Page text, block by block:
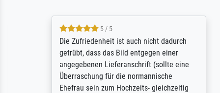
5 / 5
Die Zufriedenheit ist auch nicht dadurch
getrübt, dass das Bild entgegen einer
angegebenen Lieferanschrift (sollte eine
Überraschung für die normannische
Ehefrau sein zum Hochzeits- gleichzeitig